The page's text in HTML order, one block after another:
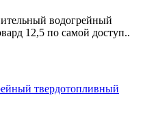
водогрейный
12,5 по самой доступ..